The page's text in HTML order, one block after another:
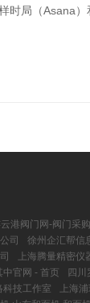
时局（Asana）
港阀门网-阀门采
司
徐州企汇帮信
上海腾量精密仪
中官网 - 首页
四川
科技工作室
上海